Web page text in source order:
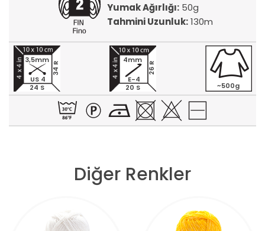
Yumak Ağırlığı:50g
Tahmini Uzunluk:130m
24 S
34 R
3,5mm
US 4
20 S
26 R
4mm
E-4
~500g
Diğer Renkler